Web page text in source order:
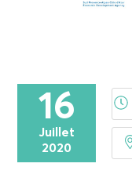
16
Juillet
2020